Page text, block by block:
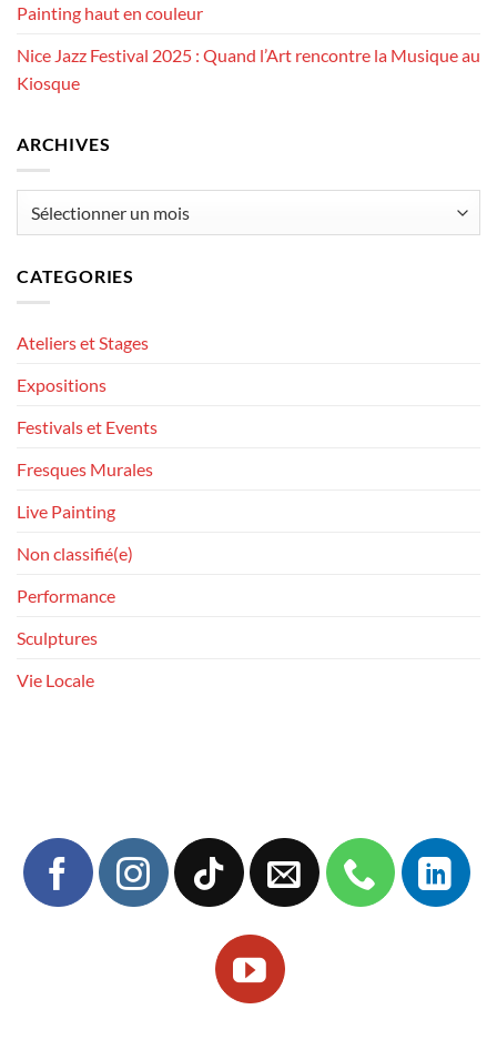
Painting haut en couleur
Nice Jazz Festival 2025 : Quand l’Art rencontre la Musique au
Kiosque
ARCHIVES
CATEGORIES
Ateliers et Stages
Expositions
Festivals et Events
Fresques Murales
Live Painting
Non classifié(e)
Performance
Sculptures
Vie Locale